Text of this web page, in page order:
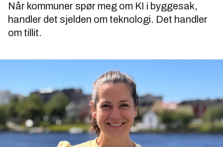
Når kommuner spør meg om KI i byggesak,
handler det sjelden om teknologi. Det handler
om tillit.